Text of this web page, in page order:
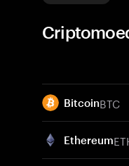
BitcoinBTC
Ethereum